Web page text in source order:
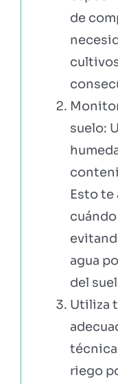
de
suelo:
Esto te
agua
del
Utiliza
riego